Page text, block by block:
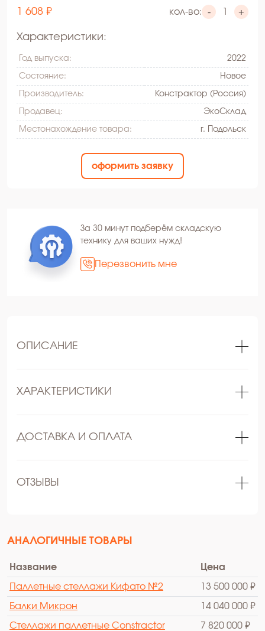
1 608 ₽ кол-во: - +
Характеристики:
Год выпуска: 2022
Состояние: Hовое
Производитель: Констрактор (Россия)
Продавец: ЭкоСклад
Местонахождение товара: г. Подольск
оформить заявку
За 30 минут подберём складскую
технику для ваших нужд!
Перезвонить мне
ОПИСАНИЕ
ХАРАКТЕРИСТИКИ
ДОСТАВКА И ОПЛАТА
ОТЗЫВЫ
АНАЛОГИЧНЫЕ ТОВАРЫ
Название Цена
Паллетные стеллажи Кифато №2 13 500 000 ₽
Балки Микрон 14 040 000 ₽
Стеллажи паллетные Constractor 7 820 000 ₽